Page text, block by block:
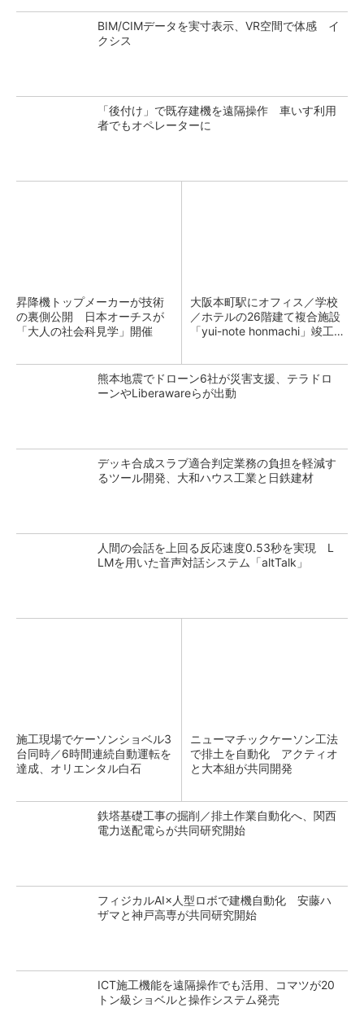
BIM/CIMデータを実寸表示、VR空間で体感 イ
クシス
「後付け」で既存建機を遠隔操作 車いす利用
者でもオペレーターに
昇降機トップメーカーが技術
の裏側公開 日本オーチスが
「大人の社会科見学」開催
大阪本町駅にオフィス／学校
／ホテルの26階建て複合施設
「yui-note honmachi」竣工、
熊本地震でドローン6社が災害支援、テラドロ
ーンやLiberawareらが出動
デッキ合成スラブ適合判定業務の負担を軽減す
るツール開発、大和ハウス工業と日鉄建材
人間の会話を上回る反応速度0.53秒を実現 L
LMを用いた音声対話システム「altTalk」
施工現場でケーソンショベル3
台同時／6時間連続自動運転を
達成、オリエンタル白石
ニューマチックケーソン工法
で排土を自動化 アクティオ
と大本組が共同開発
鉄塔基礎工事の掘削／排土作業自動化へ、関西
電力送配電らが共同研究開始
フィジカルAI×人型ロボで建機自動化 安藤ハ
ザマと神戸高専が共同研究開始
ICT施工機能を遠隔操作でも活用、コマツが20
トン級ショベルと操作システム発売